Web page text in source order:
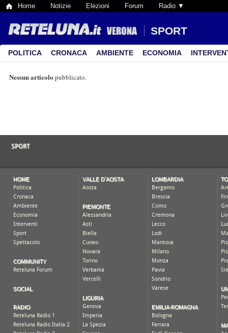
Home Notizie Elezioni Forum Radio ▼
SPORT
POLITICA CRONACA AMBIENTE ECONOMIA
Nessun articolo pubblicato.